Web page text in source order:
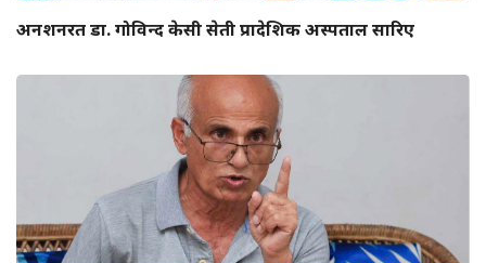
अनशनरत डा. गोविन्द केसी सेती प्रादेशिक अस्पताल सारिए